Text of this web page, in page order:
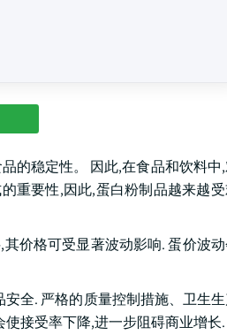
的稳定性。 因此,在食品和饮料中
重要性,因此,蛋白粉制品越来越
价格可受显著波动影响. 蛋价波
全. 严格的质量控制措施、卫生
接受率下降,进一步阻碍商业增长.